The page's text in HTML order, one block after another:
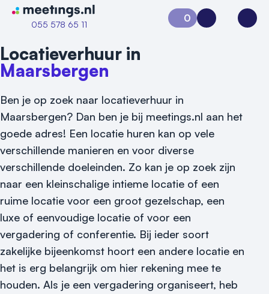
Naar home van Meetings
055 578 65 11
Vraag locatie aan
Locatiegids
0
Aanvraag 0Inloggen
Locatieverhuur in
Maarsbergen
Ben je op zoek naar locatieverhuur in
Maarsbergen? Dan ben je bij meetings.nl aan het
goede adres! Een locatie huren kan op vele
verschillende manieren en voor diverse
verschillende doeleinden. Zo kan je op zoek zijn
naar een kleinschalige intieme locatie of een
ruime locatie voor een groot gezelschap, een
luxe of eenvoudige locatie of voor een
vergadering of conferentie. Bij ieder soort
zakelijke bijeenkomst hoort een andere locatie en
het is erg belangrijk om hier rekening mee te
houden. Als je een vergadering organiseert, heb